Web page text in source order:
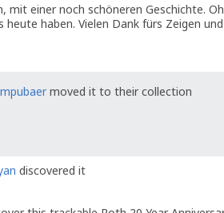
mit einer noch schöneren Geschichte.
heute haben. Vielen Dank fürs Zeigen
moved it to their collection
discovered it